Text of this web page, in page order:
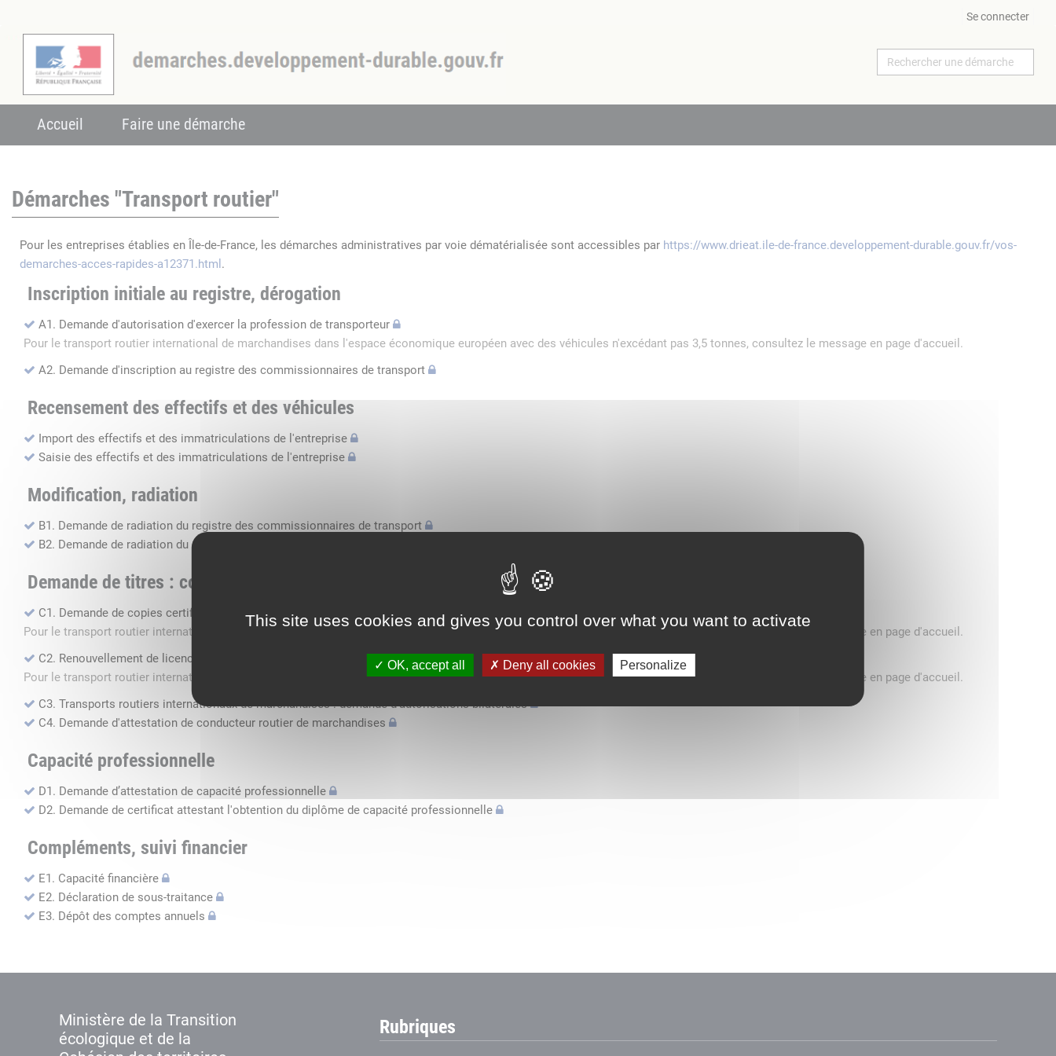
This site uses cookies and gives you control over what you want to activate
OK, accept all Deny all cookies Personalize
Se connecter
Accueil Faire une démarche
Démarches "Transport routier"
Pour les entreprises établies en Île-de-France, les démarches administratives par voie dématérialisée sont accessibles par https://www.drieat.ile-de-france.developpement-durable.gouv.fr/vos-
demarches-acces-rapides-a12371.html .
Inscription initiale au registre, dérogation
A1. Demande d'autorisation d'exercer la profession de transporteur
Pour le transport routier international de marchandises dans l'espace économique européen avec des véhicules n'excédant pas 3,5 tonnes, consultez le message en page d'accueil.
A2. Demande d'inscription au registre des commissionnaires de transport
Recensement des effectifs et des véhicules
Import des effectifs et des immatriculations de l'entreprise
Saisie des effectifs et des immatriculations de l'entreprise
Modification, radiation
B1. Demande de radiation du registre des commissionnaires de transport
B2. Demande de radiation du registre des transports routiers
Demande de titres : copie, renouvellement, bilatérale, attestation conducteurs...
C1. Demande de copies certifiées conformes
Pour le transport routier international de marchandises dans l'espace économique européen avec des véhicules n'excédant pas 3,5 tonnes, consultez le message en page d'accueil.
C2. Renouvellement de licence transport routier
Pour le transport routier international de marchandises dans l'espace économique européen avec des véhicules n'excédant pas 3,5 tonnes, consultez le message en page d'accueil.
C3. Transports routiers internationaux de marchandises : demande d’autorisations bilatérales
C4. Demande d'attestation de conducteur routier de marchandises
Capacité professionnelle
D1. Demande d’attestation de capacité professionnelle
D2. Demande de certificat attestant l'obtention du diplôme de capacité professionnelle
Compléments, suivi financier
E1. Capacité financière
E2. Déclaration de sous-traitance
E3. Dépôt des comptes annuels
Ministère de la Transition
écologique et de la
Rubriques